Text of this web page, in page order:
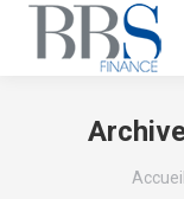
Vous
Accueil